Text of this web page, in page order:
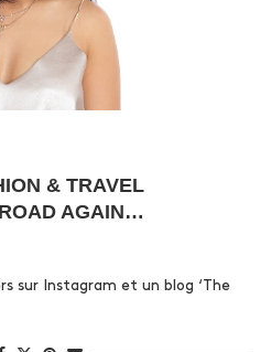
& TRAVEL
AGAIN…
sur Instagram et un blog ‘The